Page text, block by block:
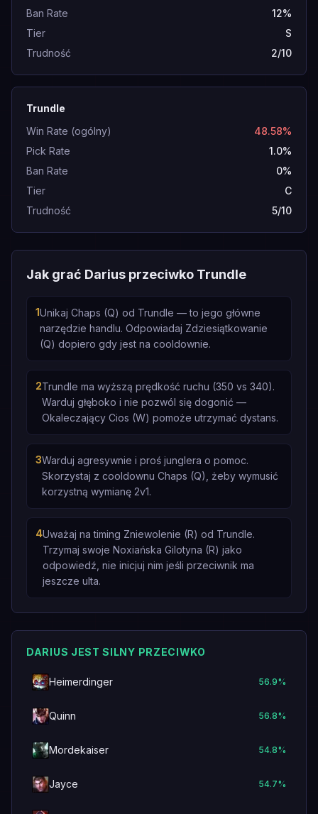
Ban Rate
12%
Tier
S
Trudność
2/10
Trundle
Win Rate (ogólny)
48.58%
Pick Rate
1.0%
Ban Rate
0%
Tier
C
Trudność
5/10
Jak grać Darius przeciwko Trundle
1Unikaj Chaps (Q) od Trundle — to jego główne
narzędzie handlu. Odpowiadaj Zdziesiątkowanie
(Q) dopiero gdy jest na cooldownie.
2Trundle ma wyższą prędkość ruchu (350 vs 340).
Warduj głęboko i nie pozwól się dogonić —
Okaleczający Cios (W) pomoże utrzymać dystans.
3Warduj agresywnie i proś junglera o pomoc.
Skorzystaj z cooldownu Chaps (Q), żeby wymusić
korzystną wymianę 2v1.
4Uważaj na timing Zniewolenie (R) od Trundle.
Trzymaj swoje Noxiańska Gilotyna (R) jako
odpowiedź, nie inicjuj nim jeśli przeciwnik ma
jeszcze ulta.
DARIUS JEST SILNY PRZECIWKO
Heimerdinger 56.9%
Quinn 56.8%
Mordekaiser 54.8%
Jayce 54.7%